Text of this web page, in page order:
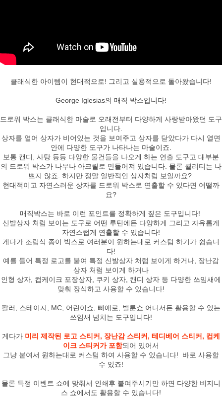
클래식한 아이템이 현대적으로! 그리고 실용적으로 돌아왔습니다!
George Iglesias의 매직 박스입니다!
드로워 박스는 클래식한 마술로 오래전부터 다양하게 사랑받아왔던 도구
입니다.
상자를 열어 상자가 비어있는 것을 보여주고 상자를 닫았다가 다시 열면
안에 다양한 도구가 나타나는 마술이죠.
보통 캔디, 사탕 등등 다양한 물건들을 나오게 하는 연출 도구고 대부분
의 드로워 박스가 나무나 아크릴로 만들어져 있습니다. 물론 퀄리티는 나
쁘지 않죠. 하지만 정말 일반적인 상자처럼 보일까요?
현대적이고 자연스러운 상자를 드로워 박스로 연출할 수 있다면 어떨까
요?
매직박스는 바로 이런 포인트를 정확하게 짚은 도구입니다!
신발상자 처럼 보이는 도구로 어떤 루틴에든 다양하게 그리고 자유롭게
자연스럽게 연출할 수 있습니다!
게다가 조립식 종이 박스로 여러분이 원하는대로 커스텀 하기가 쉽습니
다!
예를 들어 특정 로고를 붙여 특정 신발상자 처럼 보이게 하거나, 장난감
상자 처럼 보이게 하거나
인형 상자, 컵케이크 포장상자, 쿠키 상자, 캔디 상자 등 다양한 쓰임새에
맞춰 장식하고 사용할 수 있습니다!
팔러, 스테이지, MC, 어린이쇼, 삐애로, 벌룬쇼 어디서든 활용할 수 있는
쓰임새 넘치는 도구입니다!
게다가 미리 제작된 로고 스티커, 장난감 스티커, 테디베어 스티커, 컵케
이크 스티커가 포함되어 있어서
그냥 붙여서 원하는대로 커스텀 하여 사용할 수 있습니다! 바로 사용할
수 있죠!
물론 특정 이벤트 쇼에 맞춰서 인쇄후 붙여주시기만 하면 다양한 비지니
스 쇼에서도 활용할 수 있습니다!